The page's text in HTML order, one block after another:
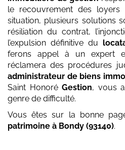
le recouvrement des
situation, plusieurs solutions
résiliation du contrat,
l’expulsion définitive du
ferons appel à un expert
réclamera des procédures
administrateur de biens
Saint HonoréGestion, vous
genre de difficulté.
Vous êtes sur la bonne
patrimoine à Bondy (93140).